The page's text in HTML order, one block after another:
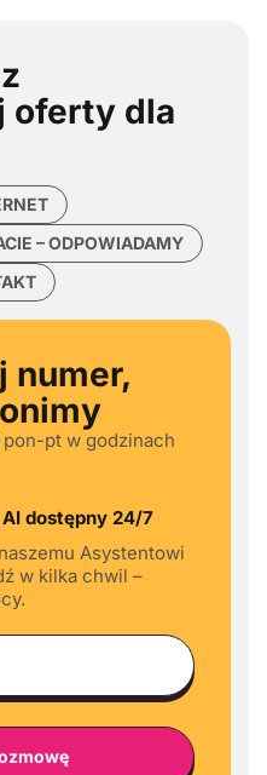
oferty dla
– ODPOWIADAMY
numer,
pt w godzinach
dostępny 24/7
Asystentowi
w kilka chwil –